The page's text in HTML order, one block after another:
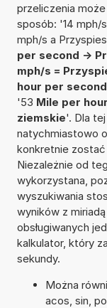
przeliczenia
sposób: '14 mph/
mph/s a
per second ->
mph/s =
hour per
'53 Mile per
ziemskie'. Dla
natychmiastowo
konkretnie
Niezależnie od
wykorzystana,
wyszukiwania
wyników z
obsługiwanych
kalkulator, który
sekundy.
Można
acos, sin,